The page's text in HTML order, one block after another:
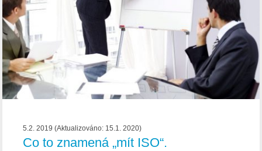
5.2. 2019 (Aktualizováno: 15.1. 2020)
Co to znamená „mít ISO“.